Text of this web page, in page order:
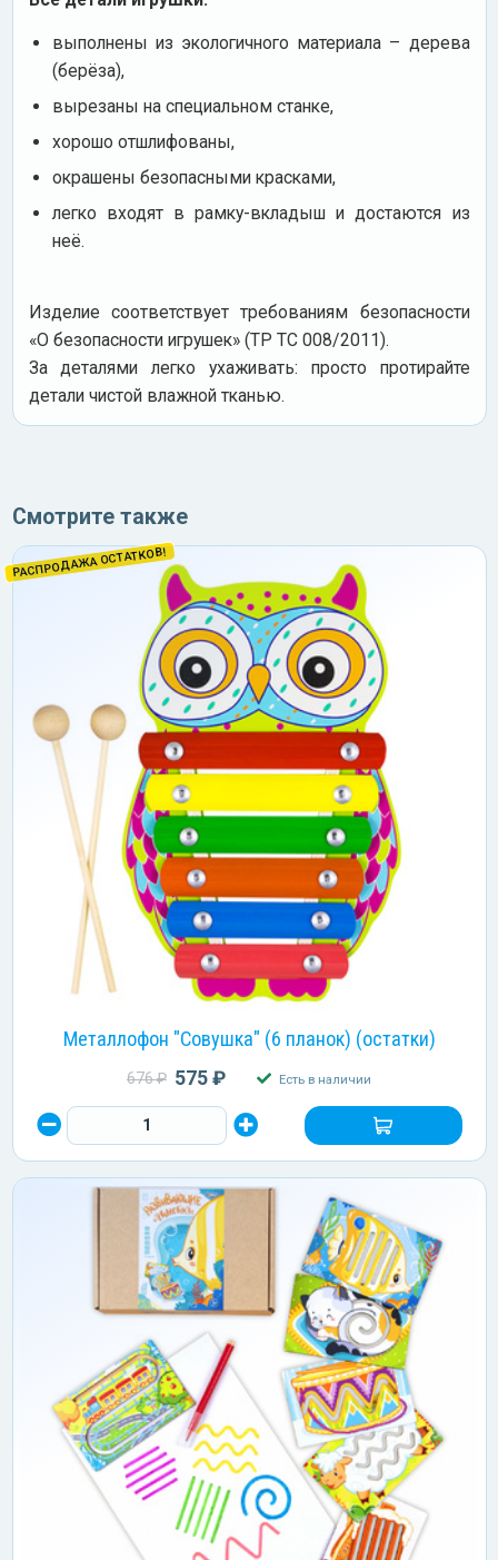
выполнены из экологичного материала – дерева
(берёза),
вырезаны на специальном станке,
хорошо отшлифованы,
окрашены безопасными красками,
легко входят в рамку-вкладыш и достаются из
неё.
Изделие соответствует требованиям безопасности
«О безопасности игрушек» (ТР ТС 008/2011).
За деталями легко ухаживать: просто протирайте
детали чистой влажной тканью.
Смотрите также
РАСПРОДАЖА ОСТАТКОВ!
Металлофон "Совушка" (6 планок) (остатки)
676 ₽ 575 ₽ Есть в наличии